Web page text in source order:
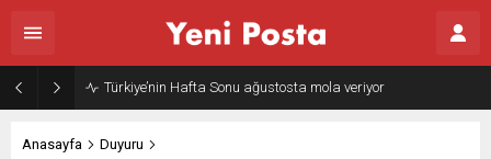
Gazze’nin geleceği: Teknokratik kontrol mü, kolonializm mi?
Anasayfa
Duyuru